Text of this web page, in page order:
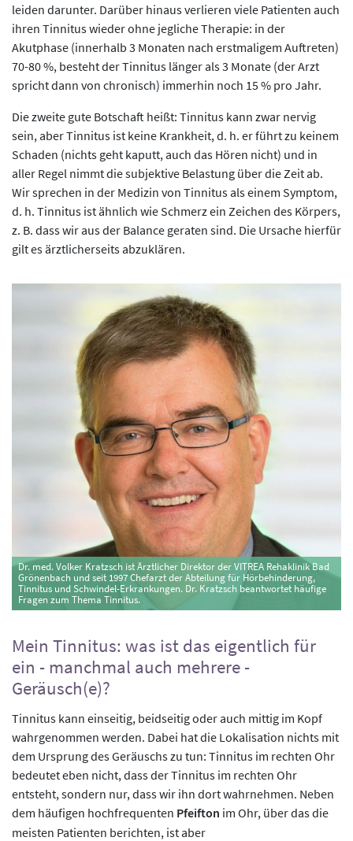
leiden darunter. Darüber hinaus verlieren viele Patienten auch
ihren Tinnitus wieder ohne jegliche Therapie: in der
Akutphase (innerhalb 3 Monaten nach erstmaligem Auftreten)
70-80 %, besteht der Tinnitus länger als 3 Monate (der Arzt
spricht dann von chronisch) immerhin noch 15 % pro Jahr.
Die zweite gute Botschaft heißt: Tinnitus kann zwar nervig
sein, aber Tinnitus ist keine Krankheit, d. h. er führt zu keinem
Schaden (nichts geht kaputt, auch das Hören nicht) und in
aller Regel nimmt die subjektive Belastung über die Zeit ab.
Wir sprechen in der Medizin von Tinnitus als einem Symptom,
d. h. Tinnitus ist ähnlich wie Schmerz ein Zeichen des Körpers,
z. B. dass wir aus der Balance geraten sind. Die Ursache hierfür
gilt es ärztlicherseits abzuklären.
Dr. med. Volker Kratzsch ist Ärztlicher Direktor der VITREA Rehaklinik Bad
Grönenbach und seit 1997 Chefarzt der Abteilung für Hörbehinderung,
Tinnitus und Schwindel-Erkrankungen. Dr. Kratzsch beantwortet häufige
Fragen zum Thema Tinnitus.
Mein Tinnitus: was ist das eigentlich für
ein - manchmal auch mehrere -
Geräusch(e)?
Tinnitus kann einseitig, beidseitig oder auch mittig im Kopf
wahrgenommen werden. Dabei hat die Lokalisation nichts mit
dem Ursprung des Geräuschs zu tun: Tinnitus im rechten Ohr
bedeutet eben nicht, dass der Tinnitus im rechten Ohr
entsteht, sondern nur, dass wir ihn dort wahrnehmen. Neben
dem häufigen hochfrequenten Pfeifton im Ohr, über das die
meisten Patienten berichten, ist aber